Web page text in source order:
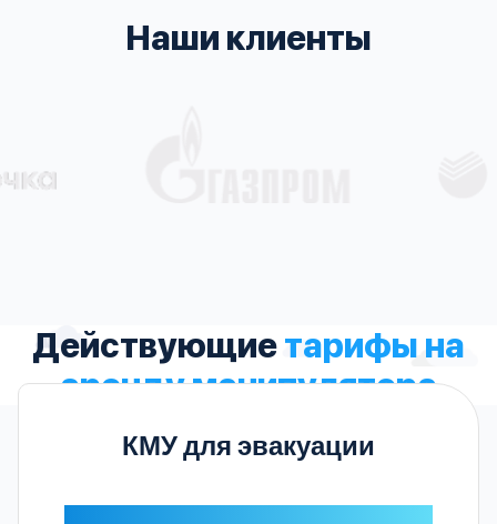
Наши клиенты
Действующиетарифы на
аренду манипулятора
КМУ для эвакуации